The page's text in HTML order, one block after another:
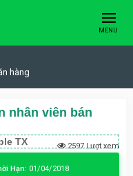
MENU
hàng
nhân viên bán
TX 2597 Lượt xem
Hạn: 01/04/2018